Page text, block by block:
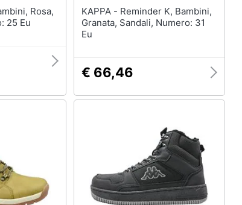
25 Eu
KAPPA - Reminder K, Bambini,
Granata, Sandali, Numero: 31
Eu
€ 66,46